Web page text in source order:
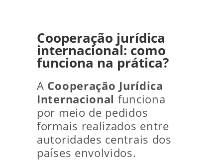
Cooperação jurídica
internacional: como
funciona na prática?
A Cooperação Jurídica
Internacional funciona
por meio de pedidos
formais realizados entre
autoridades centrais dos
países envolvidos.